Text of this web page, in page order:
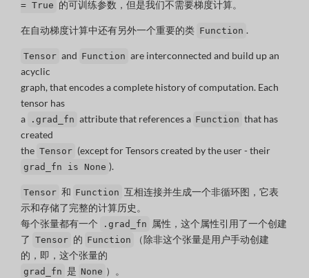
= True 的可训练参数，但是我们不需要梯度计算。
在自动梯度计算中还有另外一个重要的类 Function .
Tensor and Function are interconnected and build up an
acyclic
graph, that encodes a complete history of computation. Each
tensor has
a
.grad_fn attribute that references a Function that has
created
the Tensor (except for Tensors created by the user - their
grad_fn is None ).
Tensor 和 Function 互相连接并生成一个非循环图，它表
示和存储了完整的计算历史。
每个张量都有一个
.grad_fn
属性，这个属性引用了一个创建
了 Tensor 的 Function
（除非这个张量是用户手动创建
的，即，这个张量的
grad_fn 是 None ）。